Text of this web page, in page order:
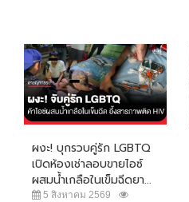
ผงะ! บุกรวบคู่รัก LGBTQ
เปิดห้องเช่าลอบขายไอซ์
ผสมน้ำเกลือในเข็มฉีดยา...
5 สิงหาคม 2569